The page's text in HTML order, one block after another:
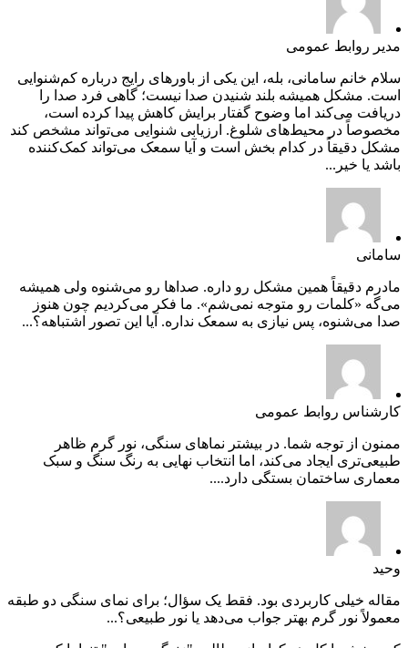
مدیر روابط عمومی
سلام خانم سامانی، بله، این یکی از باورهای رایج درباره کم‌شنوایی
است. مشکل همیشه بلند شنیدن صدا نیست؛ گاهی فرد صدا را
دریافت می‌کند اما وضوح گفتار برایش کاهش پیدا کرده است،
مخصوصاً در محیط‌های شلوغ. ارزیابی شنوایی می‌تواند مشخص کند
مشکل دقیقاً در کدام بخش است و آیا سمعک می‌تواند کمک‌کننده
باشد یا خیر...
سامانی
مادرم دقیقاً همین مشکل رو داره. صداها رو می‌شنوه ولی همیشه
می‌گه «کلمات رو متوجه نمی‌شم». ما فکر می‌کردیم چون هنوز
صدا می‌شنوه، پس نیازی به سمعک نداره. آیا این تصور اشتباهه؟...
کارشناس روابط عمومی
ممنون از توجه شما. در بیشتر نماهای سنگی، نور گرم ظاهر
طبیعی‌تری ایجاد می‌کند، اما انتخاب نهایی به رنگ سنگ و سبک
معماری ساختمان بستگی دارد....
وحید
مقاله خیلی کاربردی بود. فقط یک سؤال؛ برای نمای سنگی دو طبقه
معمولاً نور گرم بهتر جواب می‌دهد یا نور طبیعی؟...